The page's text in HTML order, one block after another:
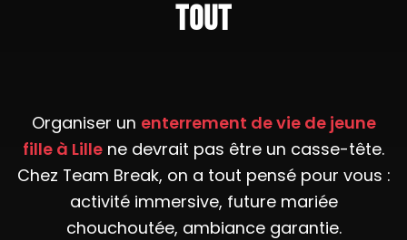
TOUT
Organiser un enterrement de vie de jeune
fille à Lille ne devrait pas être un casse-tête.
Chez Team Break, on a tout pensé pour vous :
activité immersive, future mariée
chouchoutée, ambiance garantie.